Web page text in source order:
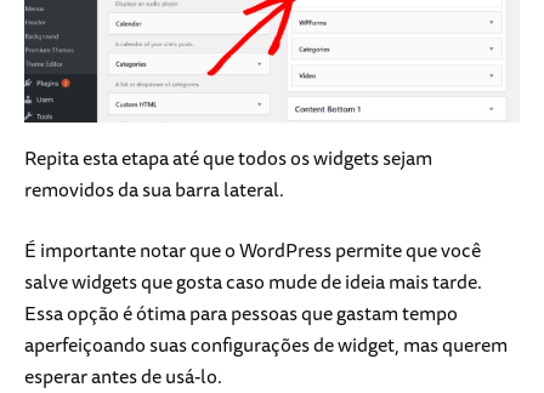
Repita esta etapa até que todos os widgets sejam
removidos da sua barra lateral.
É importante notar que o WordPress permite que você
salve widgets que gosta caso mude de ideia mais tarde.
Essa opção é ótima para pessoas que gastam tempo
aperfeiçoando suas configurações de widget, mas querem
esperar antes de usá-lo.